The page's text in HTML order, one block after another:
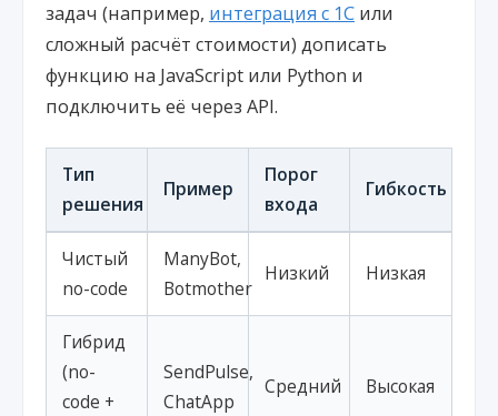
задач (например, интеграция с 1С или
сложный расчёт стоимости) дописать
функцию на JavaScript или Python и
подключить её через API.
Тип
решения
Пример
Порог
входа
Гибкость
Чистый
no-code
ManyBot,
Botmother
Низкий Низкая
Гибрид
(no-
code +
SendPulse,
ChatApp
Средний Высокая